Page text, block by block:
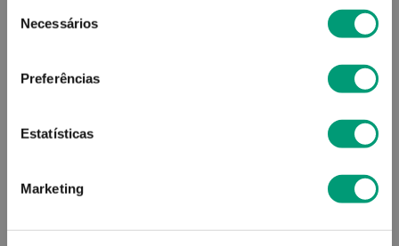
Necessários
Preferências
Estatísticas
Marketing
Contra-indicações